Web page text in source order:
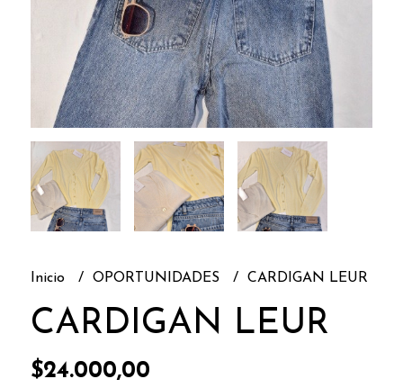
Inicio OPORTUNIDADES CARDIGAN LEUR
CARDIGAN LEUR
$24.000,00